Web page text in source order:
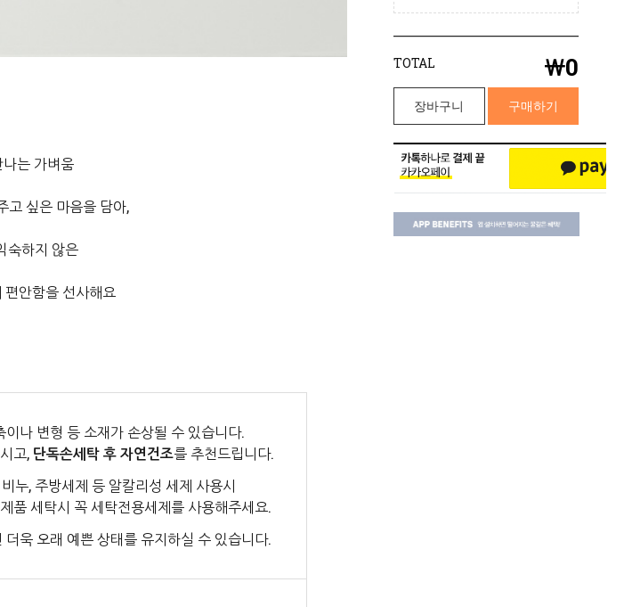
처음 만나는 가벼움
제일 좋은 것만 주고 싶은 마음을 담아,
편안함을 선사해요
나 변형 등 소재가 손상될 수 있습니다.
고, 단독손세탁 후 자연건조를 추천드립니다.
누, 주방세제 등 알칼리성 세제 사용시
품 세탁시 꼭 세탁전용세제를 사용해주세요.
욱 오래 예쁜 상태를 유지하실 수 있습니다.
TOTAL ￦0
장바구니 구매하기